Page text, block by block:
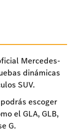
Mercedes-
dinámicas
SUV.
escoger
el GLA, GLB,
G.